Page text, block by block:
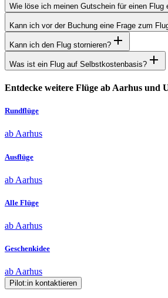
Wie löse ich meinen Gutschein für einen Flug
Kann ich vor der Buchung eine Frage zum
Kann ich den Flug stornieren?
Was ist ein Flug auf Selbstkostenbasis?
Entdecke weitere Flüge ab Aarhus und
Rundflüge
ab Aarhus
Ausflüge
ab Aarhus
Alle Flüge
ab Aarhus
Geschenkidee
ab Aarhus
Pilot:in kontaktieren